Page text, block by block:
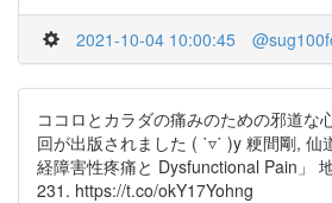
2021-10-04 10:00:45
ココロとカラダの痛みのための邪道な
回が出版されました ( ˙▿˙ )y 粳間剛, 仙
経障害性疼痛と Dysfunctional Pain」
231. https://t.co/okY17Yohng